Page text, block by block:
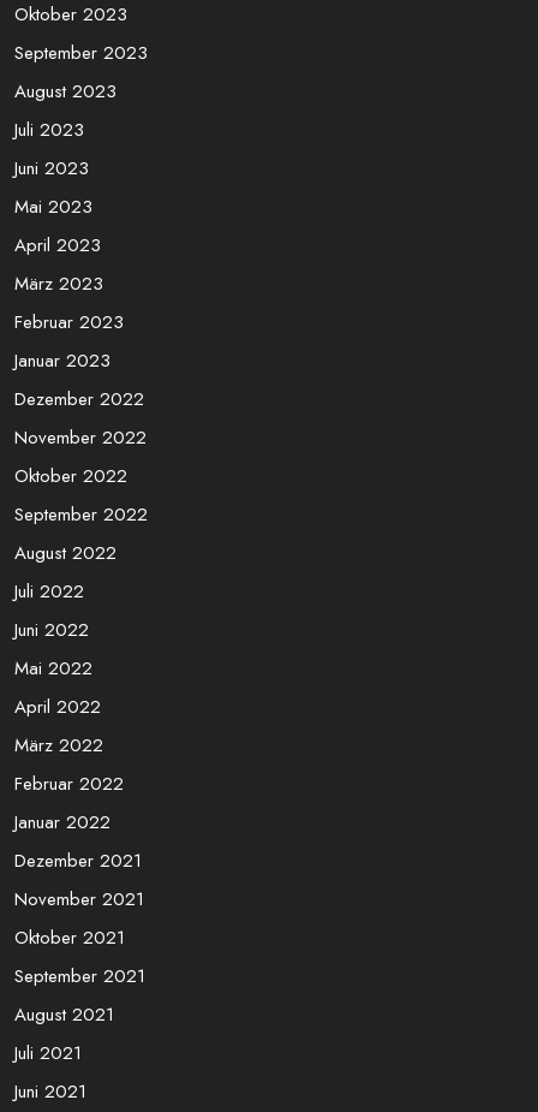
Oktober 2023
September 2023
August 2023
Juli 2023
Juni 2023
Mai 2023
April 2023
März 2023
Februar 2023
Januar 2023
Dezember 2022
November 2022
Oktober 2022
September 2022
August 2022
Juli 2022
Juni 2022
Mai 2022
April 2022
März 2022
Februar 2022
Januar 2022
Dezember 2021
November 2021
Oktober 2021
September 2021
August 2021
Juli 2021
Juni 2021